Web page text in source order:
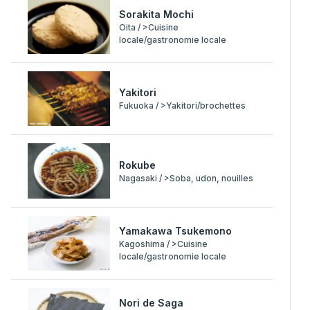
Sorakita Mochi
Oita / >Cuisine
locale/gastronomie locale
Yakitori
Fukuoka / >Yakitori/brochettes
Rokube
Nagasaki / >Soba, udon, nouilles
Yamakawa Tsukemono
Kagoshima / >Cuisine
locale/gastronomie locale
Nori de Saga